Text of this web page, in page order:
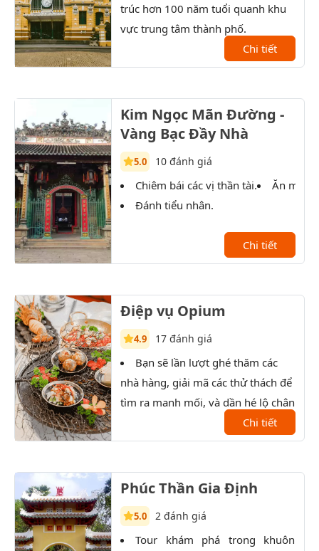
trúc hơn 100 năm tuổi quanh khu
vực trung tâm thành phố.
Chi tiết
Kim Ngọc Mãn Đường -
Vàng Bạc Đầy Nhà
5.0 10 đánh giá
Chiêm bái các vị thần tài.
Đánh tiểu nhân.
Ăn món
Chi tiết
Điệp vụ Opium
4.9 17 đánh giá
Bạn sẽ lần lượt ghé thăm các
nhà hàng, giải mã các thử thách để
tìm ra manh mối, và dần hé lộ chân
tướng của nhân vật bí ẩn.Chi tiết
Phúc Thần Gia Định
5.0 2 đánh giá
Tour khám phá trong khuôn